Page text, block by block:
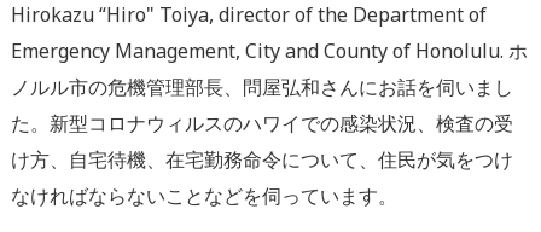
ー
ヤ
ー
Hirokazu “Hiro" Toiya, director of the Department of
Emergency Management, City and County of Honolulu. ホ
ノルル市の危機管理部長、問屋弘和さんにお話を伺いまし
た。新型コロナウィルスのハワイでの感染状況、検査の受
け方、自宅待機、在宅勤務命令について、住民が気をつけ
なければならないことなどを伺っています。